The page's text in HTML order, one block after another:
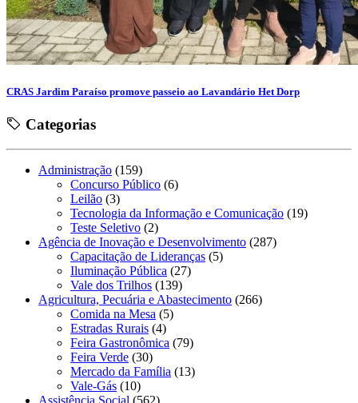
CRAS Jardim Paraíso promove passeio ao Lavandário Het Dorp
Categorias
Administração (159)
Concurso Público (6)
Leilão (3)
Tecnologia da Informação e Comunicação (19)
Teste Seletivo (2)
Agência de Inovação e Desenvolvimento (287)
Capacitação de Lideranças (5)
Iluminação Pública (27)
Vale dos Trilhos (139)
Agricultura, Pecuária e Abastecimento (266)
Comida na Mesa (5)
Estradas Rurais (4)
Feira Gastronômica (79)
Feira Verde (30)
Mercado da Família (13)
Vale-Gás (10)
Assistência Social (562)